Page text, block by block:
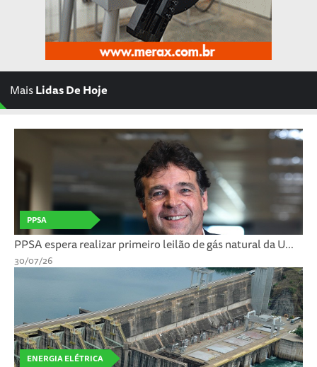
MaisLidas De Hoje
PPSA
PPSA espera realizar primeiro leilão de gás natural da U...
30/07/26
ENERGIA ELÉTRICA